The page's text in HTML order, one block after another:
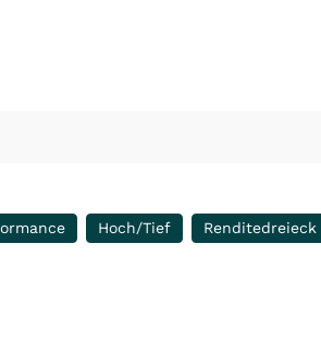
Hoch/Tief Renditedreieck